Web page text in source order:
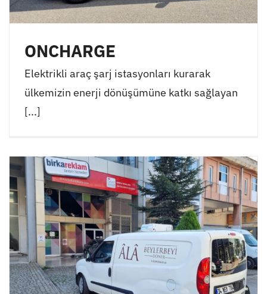
ONCHARGE
Elektrikli araç şarj istasyonları kurarak
ülkemizin enerji dönüşümüne katkı sağlayan
[...]